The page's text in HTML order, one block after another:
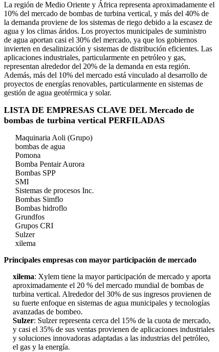
La región de Medio Oriente y África representa aproximadamente el
10% del mercado de bombas de turbina vertical, y más del 40% de
la demanda proviene de los sistemas de riego debido a la escasez de
agua y los climas áridos. Los proyectos municipales de suministro
de agua aportan casi el 30% del mercado, ya que los gobiernos
invierten en desalinización y sistemas de distribución eficientes. Las
aplicaciones industriales, particularmente en petróleo y gas,
representan alrededor del 20% de la demanda en esta región.
Además, más del 10% del mercado está vinculado al desarrollo de
proyectos de energías renovables, particularmente en sistemas de
gestión de agua geotérmica y solar.
LISTA DE EMPRESAS CLAVE DEL Mercado de
bombas de turbina vertical PERFILADAS
Maquinaria Aoli (Grupo)
bombas de agua
Pomona
Bomba Pentair Aurora
Bombas SPP
SMI
Sistemas de procesos Inc.
Bombas Simflo
Bombas hidroflo
Grundfos
Grupos CRI
Sulzer
xilema
Principales empresas con mayor participación de mercado
xilema: Xylem tiene la mayor participación de mercado y aporta
aproximadamente el 20 % del mercado mundial de bombas de
turbina vertical. Alrededor del 30% de sus ingresos provienen de
su fuerte enfoque en sistemas de agua municipales y tecnologías
avanzadas de bombeo.
Sulzer: Sulzer representa cerca del 15% de la cuota de mercado,
y casi el 35% de sus ventas provienen de aplicaciones industriales
y soluciones innovadoras adaptadas a las industrias del petróleo,
el gas y la energía.